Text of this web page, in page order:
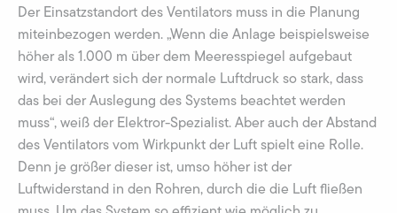
Der Einsatzstandort des Ventilators muss in die Planung
miteinbezogen werden. „Wenn die Anlage beispielsweise
höher als 1.000 m über dem Meeresspiegel aufgebaut
wird, verändert sich der normale Luftdruck so stark, dass
das bei der Auslegung des Systems beachtet werden
muss“, weiß der Elektror-Spezialist. Aber auch der Abstand
des Ventilators vom Wirkpunkt der Luft spielt eine Rolle.
Denn je größer dieser ist, umso höher ist der
Luftwiderstand in den Rohren, durch die die Luft fließen